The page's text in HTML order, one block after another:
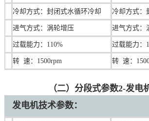
冷却方式：封闭式水循环冷却 冷却方式：
进气方式：涡轮增压 进气方式：
过载能力：110% 过载能力：
转 速：1500rpm 转 速：
（二）分段式参数2-发电
发电机技术参数：